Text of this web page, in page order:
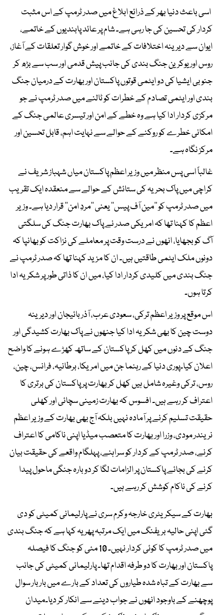
اسی باعث دنیا بھر کے ذرائع ابلاغ میں صدر ٹرمپ کے اس مثبت
کردار کی تحسین کی جا رہی ہے۔ شام پر عائد پابندیوں کے خاتمے،
ایوان سے دیرینہ اختلافات کے خاتمے اور خوش گوار تعلقات کے آغاز،
روس اور یوکرین جنگ بندی کی جانب پیش قدمی اور سب سے بڑھ کر
جنوبی ایشیا کی دو ایٹمی قوتوں پاکستان اور بھارت کے درمیان جنگ
بندی اور ایٹمی تصادم کے خطرات کو ٹالنے میں صدر ٹرمپ نے جو
مرکزی کردار ادا کیا ہے وہ خطے کے امن اور تیسری عالمی جنگ کے
امکانی خطرے کو روکنے کے حوالے سے نہایت اہم، قابل تحسین اور
مرکز نگاہ ہے۔
غالباً اسی پس منظر میں وزیر اعظم پاکستان میاں شہباز شریف نے
کراچی میں پاک بحریہ کی ستائش کے حوالے سے منعقدہ ایک تقریب
میں صدر ٹرمپ کو ’’مین آف پیس‘‘ یعنی ’’مردِ امن‘‘ قرار دیا ہے۔ وزیر
اعظم کا کہنا تھا کہ امریکی صدر نے پاک بھارت جنگ کی سلگتی
آگ کو بجھایا، انھوں نے درست وقت پر معاملے کی نزاکت کو بھانپا کہ
دونوں ملک ایٹمی طاقتیں ہیں۔ ان کا مزید کہنا تھا کہ صدر ٹرمپ نے
جنگ بندی میں کلیدی کردار ادا کیا، میں ان کا ذاتی طور پر شکریہ ادا
کرتا ہوں۔
اس موقع پر وزیر اعظم ترکی، سعودی عرب، آذربائیجان اور دیرینہ
دوست چین کا بھی شکریہ ادا کیا جنھوں نے پاک بھارت کشیدگی اور
جنگ کے دنوں میں کھل کر پاکستان کے ساتھ کھڑے ہونے کا واضح
اعلان کیا۔پوری دنیا کے رہنما جن میں امریکا، برطانیہ، فرانس، چین،
روس، ترکی وغیرہ شامل ہیں کھل کر بھارت پر پاکستان کی برتری کا
اعتراف کر رہے ہیں۔ افسوس کہ بھارت زمینی سچائی اور کھلی
حقیقت تسلیم کرنے پر آمادہ نہیں بلکہ آج بھی بھارت کے وزیر اعظم
نریندر مودی، وزرا اور بھارت کا متعصب میڈیا اپنی ناکامی کا اعتراف
کرنے، صدر ٹرمپ کے کردار کو سراہنے، پہلگام واقعے کی حقیقت بیان
کرنے کی بجائے پاکستان پر الزامات لگا کر دوبارہ جنگی ماحول پیدا
کرنے کی ناکام کوشش کر رہے ہیں۔
بھارت کے سیکریٹری خارجہ وکرم سری نے پارلیمانی کمیٹی کو دی
گئی اپنی حالیہ بریفنگ میں ایک مرتبہ پھر یہ کہا ہے کہ جنگ بندی
میں صدر ٹرمپ کا کوئی کردار نہیں۔ 10 مئی کو جنگ کا فیصلہ
پاکستان اور بھارت کا دو طرفہ اقدام تھا۔ پارلیمانی کمیٹی کی جانب
سے بھارت کے تباہ شدہ طیاروں کی تعداد کے بارے میں بار بار سوال
پوچھنے کے باوجود انھوں نے جواب دینے سے انکار کر دیا۔میدان